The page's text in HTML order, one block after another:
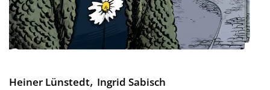
Heiner Lünstedt, Ingrid Sabisch